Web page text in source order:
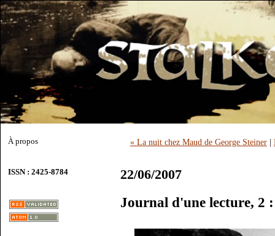
À propos
ISSN : 2425-8784
« La nuit chez Maud de George Steiner|
22/06/2007
Journal d'une lecture, 2